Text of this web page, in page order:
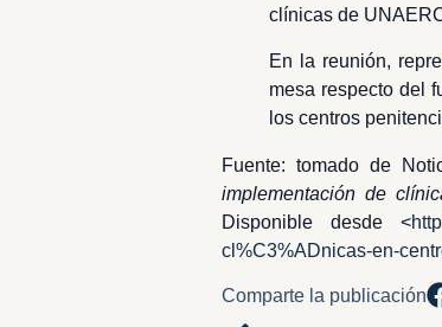
clínicas de
En la reunión,
mesa respecto del
los centros
Fuente: tomado de
implementación de
Disponible desde <
cl%C3%ADnicas-en-
Comparte la publicación